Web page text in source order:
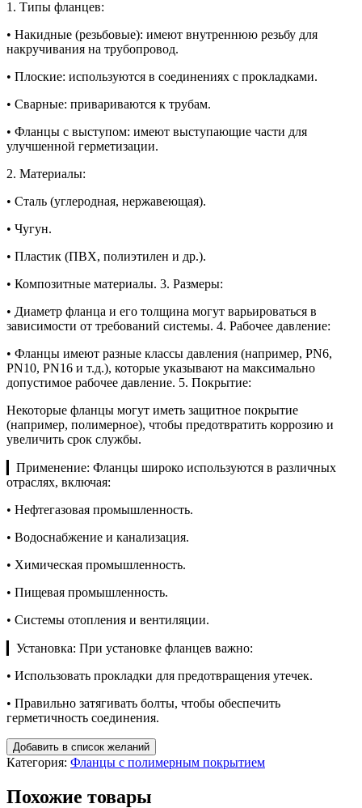
1. Типы фланцев:
• Накидные (резьбовые): имеют внутреннюю резьбу для
накручивания на трубопровод.
• Плоские: используются в соединениях с прокладками.
• Сварные: привариваются к трубам.
• Фланцы с выступом: имеют выступающие части для
улучшенной герметизации.
2. Материалы:
• Сталь (углеродная, нержавеющая).
• Чугун.
• Пластик (ПВХ, полиэтилен и др.).
• Композитные материалы. 3. Размеры:
• Диаметр фланца и его толщина могут варьироваться в
зависимости от требований системы. 4. Рабочее давление:
• Фланцы имеют разные классы давления (например, PN6,
PN10, PN16 и т.д.), которые указывают на максимально
допустимое рабочее давление. 5. Покрытие:
Некоторые фланцы могут иметь защитное покрытие
(например, полимерное), чтобы предотвратить коррозию и
увеличить срок службы.
▎Применение: Фланцы широко используются в различных
отраслях, включая:
• Нефтегазовая промышленность.
• Водоснабжение и канализация.
• Химическая промышленность.
• Пищевая промышленность.
• Системы отопления и вентиляции.
▎Установка: При установке фланцев важно:
• Использовать прокладки для предотвращения утечек.
• Правильно затягивать болты, чтобы обеспечить
герметичность соединения.
Добавить в список желаний
Категория: Фланцы с полимерным покрытием
Похожие товары